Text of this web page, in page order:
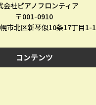
会社ピアノフロンティア
〒001-0910
市北区新琴似10条17丁目1-1
コンテンツ